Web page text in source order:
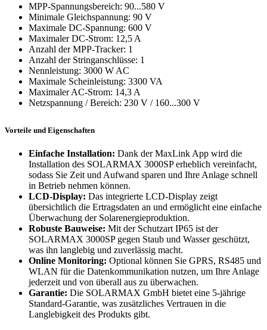
MPP-Spannungsbereich: 90...580 V
Minimale Gleichspannung: 90 V
Maximale DC-Spannung: 600 V
Maximaler DC-Strom: 12,5 A
Anzahl der MPP-Tracker: 1
Anzahl der Stringanschlüsse: 1
Nennleistung: 3000 W AC
Maximale Scheinleistung: 3300 VA
Maximaler AC-Strom: 14,3 A
Netzspannung / Bereich: 230 V / 160...300 V
Vorteile und Eigenschaften
Einfache Installation: Dank der MaxLink App wird die
Installation des SOLARMAX 3000SP erheblich vereinfacht,
sodass Sie Zeit und Aufwand sparen und Ihre Anlage schnell
in Betrieb nehmen können.
LCD-Display: Das integrierte LCD-Display zeigt
übersichtlich die Ertragsdaten an und ermöglicht eine einfache
Überwachung der Solarenergieproduktion.
Robuste Bauweise: Mit der Schutzart IP65 ist der
SOLARMAX 3000SP gegen Staub und Wasser geschützt,
was ihn langlebig und zuverlässig macht.
Online Monitoring: Optional können Sie GPRS, RS485 und
WLAN für die Datenkommunikation nutzen, um Ihre Anlage
jederzeit und von überall aus zu überwachen.
Garantie: Die SOLARMAX GmbH bietet eine 5-jährige
Standard-Garantie, was zusätzliches Vertrauen in die
Langlebigkeit des Produkts gibt.